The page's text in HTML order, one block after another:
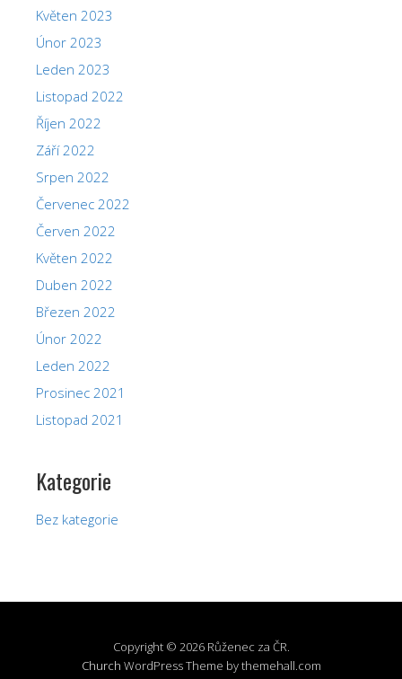
Květen 2023
Únor 2023
Leden 2023
Listopad 2022
Říjen 2022
Září 2022
Srpen 2022
Červenec 2022
Červen 2022
Květen 2022
Duben 2022
Březen 2022
Únor 2022
Leden 2022
Prosinec 2021
Listopad 2021
Kategorie
Bez kategorie
Copyright © 2026 Růženec za ČR.
Church WordPress Theme by themehall.com